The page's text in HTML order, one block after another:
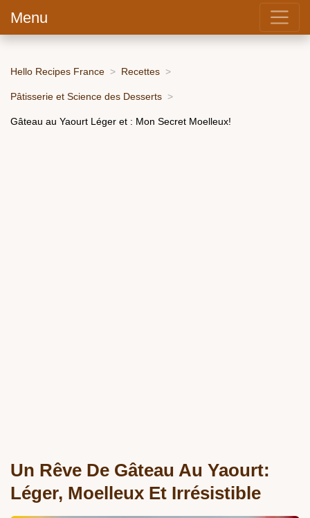
Menu
Hello Recipes France Recettes
Pâtisserie et Science des Desserts
Gâteau au Yaourt Léger et : Mon Secret Moelleux!
Un Rêve De Gâteau Au Yaourt:
Léger, Moelleux Et Irrésistible